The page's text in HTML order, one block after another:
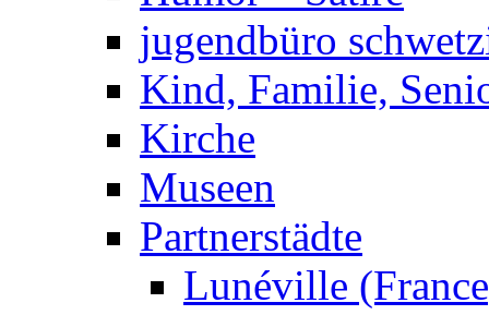
jugendbüro
Kind, Familie,
Kirche
Museen
Partnerstädte
Lunéville